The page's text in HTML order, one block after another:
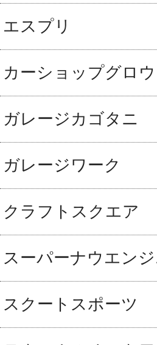
エスプリ
カーショップグロウ
ガレージカゴタニ
ガレージワーク
クラフトスクエア
スーパーナウエン
スクートスポーツ